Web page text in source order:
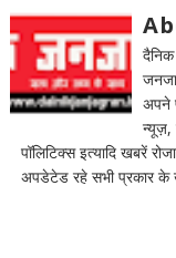
अपने
न्यूज़,
पॉलिटिक्स इत्यादि खबरें
अपडेटेड रहे सभी प्रकार के